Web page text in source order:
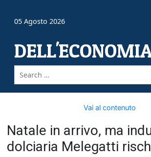
05 Agosto 2026
Vai al contenuto
Natale in arrivo, ma
dolciaria Melegatti